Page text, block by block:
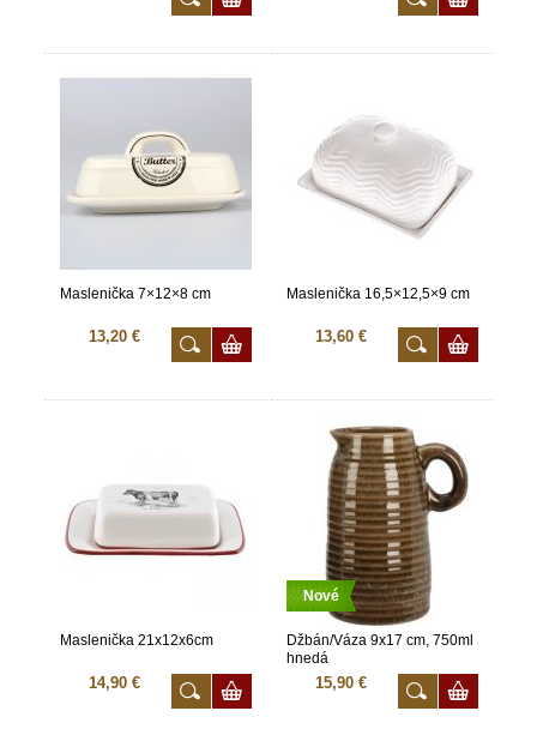
Maslenička 7×12×8 cm
13,20 €
Maslenička 16,5×12,5×9 cm
13,60 €
Maslenička 21x12x6cm
14,90 €
Nové
Džbán/Váza 9x17 cm, 750ml
hnedá
15,90 €